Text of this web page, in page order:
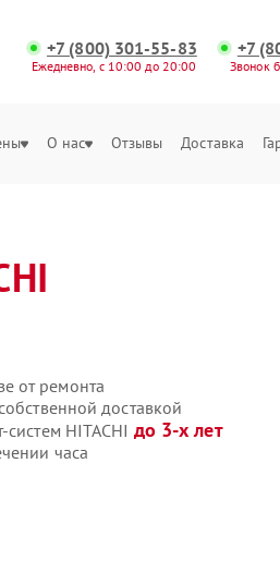
+7 (800) 301-55-83
Ежедневно, с 10:00 до 20:00
+7
Звонок
О нас Отзывы Доставка
от ремонта
доставкой
HITACHI до 3-х лет
часа